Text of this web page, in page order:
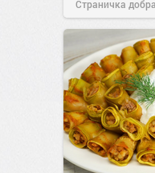
Страничка
позитива!15:38